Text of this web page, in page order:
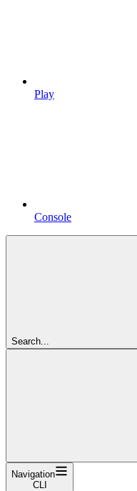
Play
Console
Search...
Navigation
CLI